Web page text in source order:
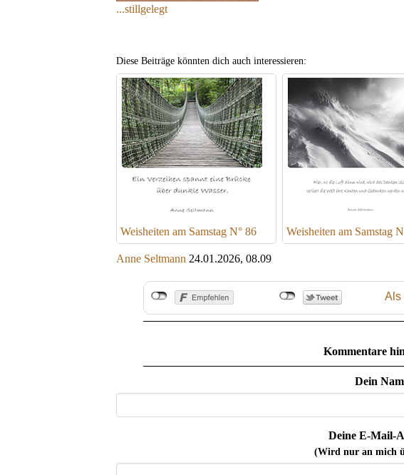
...stillgelegt
Diese Beiträge könnten dich auch interessieren:
Weisheiten am Samstag N° 86 Weisheiten am Samstag
Anne Seltmann 24.01.2026, 08.09
Als
Kommentare
Dein
Deine E-Mail-
(Wird nur an mich